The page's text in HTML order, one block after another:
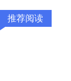
推荐阅读